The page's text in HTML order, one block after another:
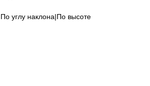
По углу наклона|По высоте